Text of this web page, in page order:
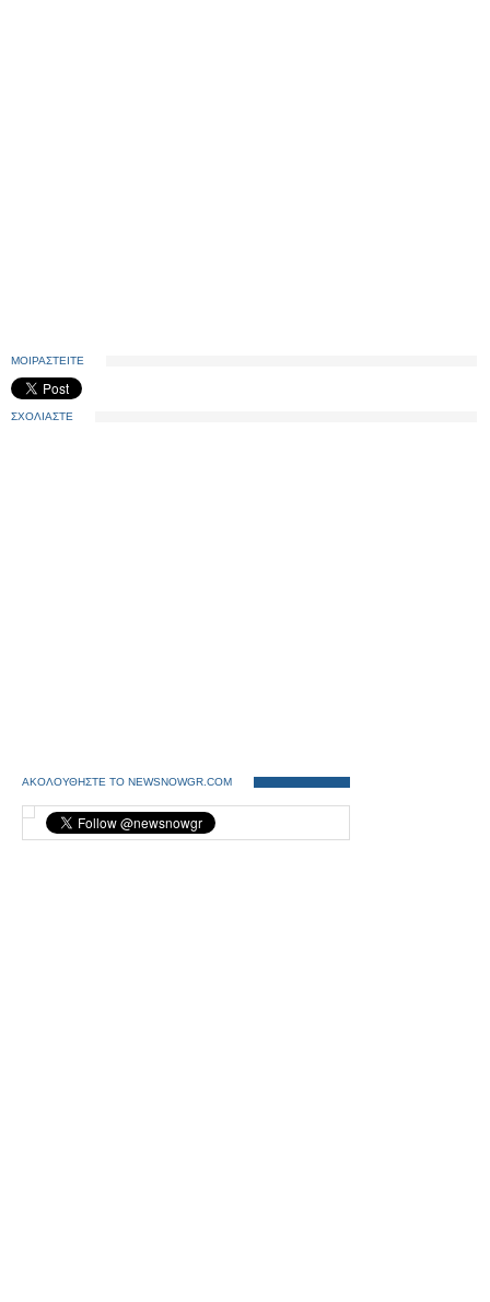
ΜΟΙΡΑΣΤΕΙΤΕ
ΣΧΟΛΙΑΣΤΕ
ΑΚΟΛΟΥΘΗΣΤΕ ΤΟ NEWSNOWGR.COM